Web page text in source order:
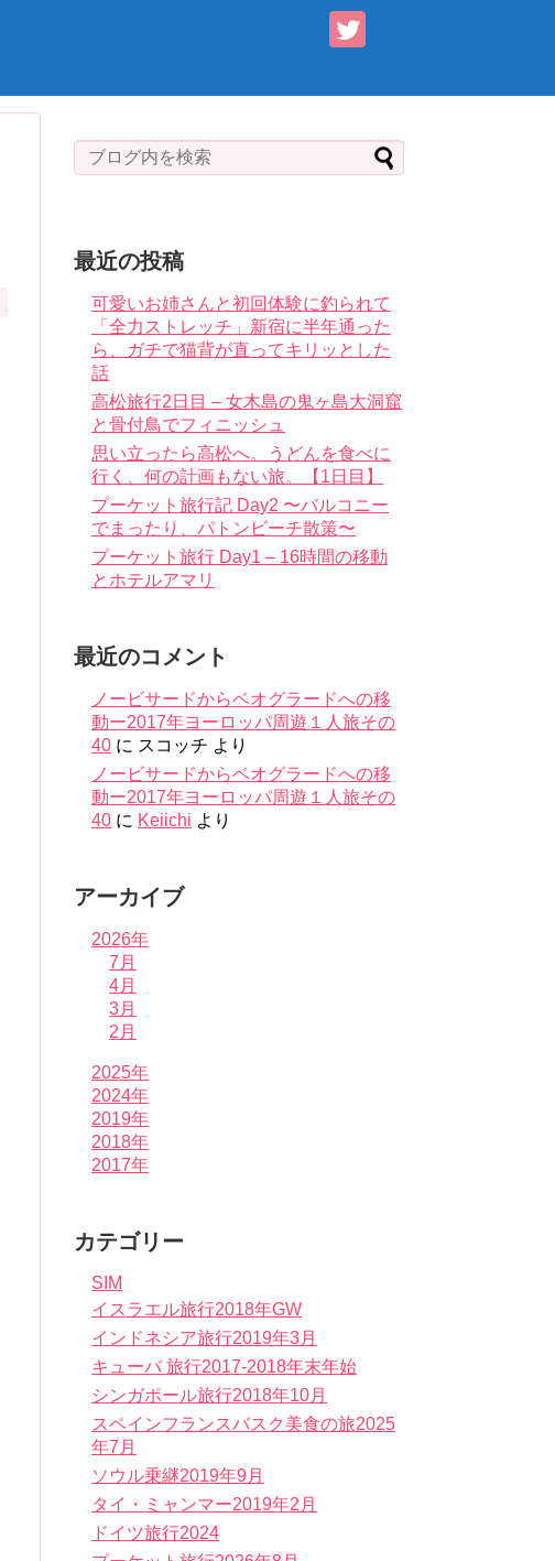
最近の投稿
可愛いお姉さんと初回体験に釣られて
「全力ストレッチ」新宿に半年通った
ら、ガチで猫背が直ってキリッとした
話
高松旅行2日目 – 女木島の鬼ヶ島大洞窟
と骨付鳥でフィニッシュ
思い立ったら高松へ。うどんを食べに
行く、何の計画もない旅。【1日目】
プーケット旅行記 Day2 〜バルコニー
でまったり、パトンビーチ散策〜
プーケット旅行 Day1 – 16時間の移動
とホテルアマリ
最近のコメント
ノービサードからベオグラードへの移
動ー2017年ヨーロッパ周遊１人旅その
40 に スコッチ より
ノービサードからベオグラードへの移
動ー2017年ヨーロッパ周遊１人旅その
40 に Keiichi より
アーカイブ
2026年
7月
4月
3月
2月
2025年
2024年
2019年
2018年
2017年
カテゴリー
SIM
イスラエル旅行2018年GW
インドネシア旅行2019年3月
キューバ 旅行2017-2018年末年始
シンガポール旅行2018年10月
スペインフランスバスク美食の旅2025
年7月
ソウル乗継2019年9月
タイ・ミャンマー2019年2月
ドイツ旅行2024